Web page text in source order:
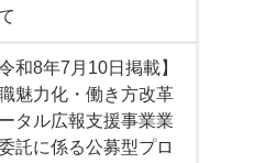
令和8年7月10日掲載】
魅力化・働き方改革
ータル広報支援事業業
託に係る公募型プロ